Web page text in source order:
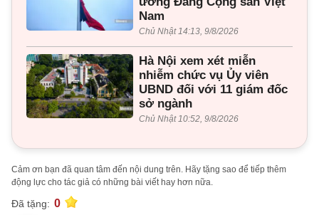
Nam
Chủ Nhật 14:13, 9/8/2026
Hà Nội xem xét miễn
nhiễm chức vụ Ủy viên
UBND đối với 11 giám đốc
sở ngành
Chủ Nhật 10:52, 9/8/2026
Cảm ơn bạn đã quan tâm đến nội dung trên. Hãy tặng sao để tiếp thêm
động lực cho tác giả có những bài viết hay hơn nữa.
Đã tặng: 0